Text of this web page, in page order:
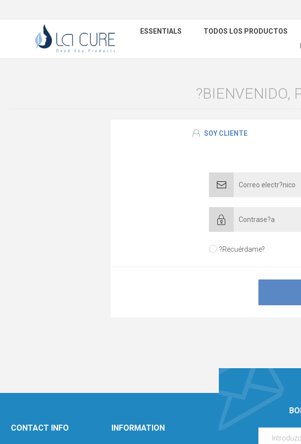
ESSENTIALS TODOS LOS PRODUCTOS
?BIENVENIDO,
SOY CLIENTE
?Recuérdame?
CONTACT INFO
INFORMATION